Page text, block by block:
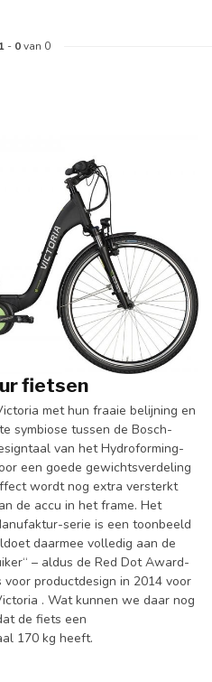
1 - 0van 0
fietsen
met hun fraaie belijning en
symbiose tussen de Bosch-
van het Hydroforming-
een goede gewichtsverdeling
wordt nog extra versterkt
de accu in het frame. Het
serie is een toonbeeld
daarmee volledig aan de
– aldus de Red Dot Award-
productdesign in 2014 voor
. Wat kunnen we daar nog
de fiets een
170 kg heeft.